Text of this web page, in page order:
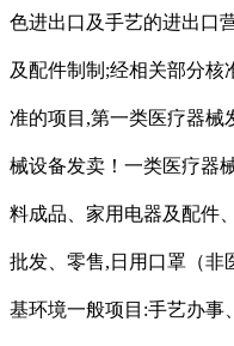
色进出口及手艺的进出口
及配件制制;经相关部分
准的项目,第一类医疗器械
械设备发卖！一类医疗器
料成品、家用电器及配件
批发、零售,日用口罩（非
基环境一般项目:手艺办事